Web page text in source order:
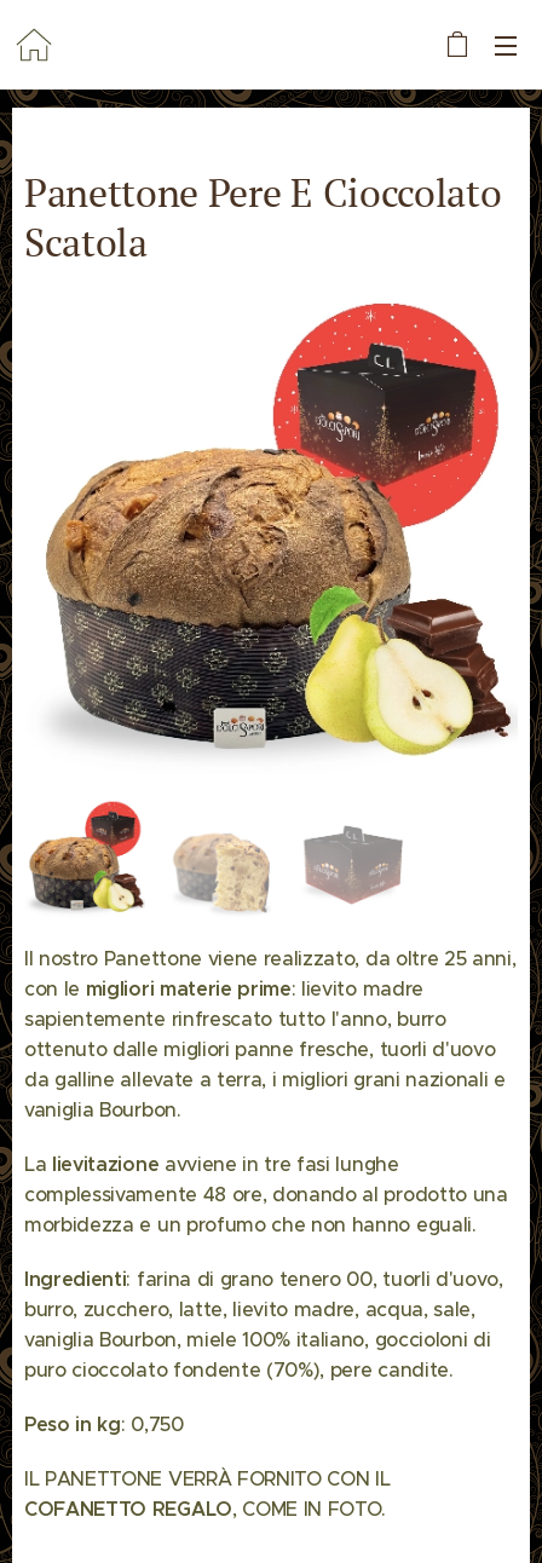
Panettone Pere E Cioccolato
Scatola
Il nostro Panettone viene realizzato, da oltre 25 anni,
con le migliori materie prime: lievito madre
sapientemente rinfrescato tutto l'anno, burro
ottenuto dalle migliori panne fresche, tuorli d'uovo
da galline allevate a terra, i migliori grani nazionali e
vaniglia Bourbon.
La lievitazione avviene in tre fasi lunghe
complessivamente 48 ore, donando al prodotto una
morbidezza e un profumo che non hanno eguali.
Ingredienti: farina di grano tenero 00, tuorli d'uovo,
burro, zucchero, latte, lievito madre, acqua, sale,
vaniglia Bourbon, miele 100% italiano, goccioloni di
puro cioccolato fondente (70%), pere candite.
Peso in kg: 0,750
IL PANETTONE VERRÀ FORNITO CON IL
COFANETTO REGALO, COME IN FOTO.